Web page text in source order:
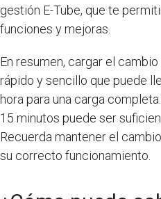
gestión E-Tube, que te
funciones y mejoras.
En resumen, cargar el
rápido y sencillo que puede
hora para una carga
15 minutos puede ser
Recuerda mantener el
su correcto funcionamiento.